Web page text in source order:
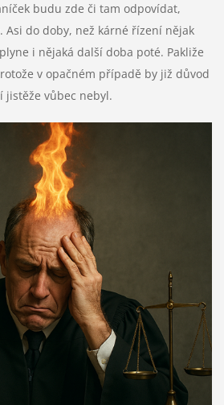
budu zde či tam odpovídat,
Asi do doby, než kárné řízení nějak
i nějaká další doba poté. Pakliže
v opačném případě by již důvod
jistěže vůbec nebyl.